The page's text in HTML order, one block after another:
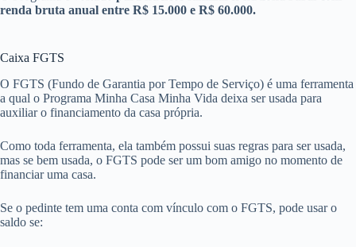
renda bruta anual entre R$ 15.000 e R$ 60.000.
Caixa FGTS
O FGTS (Fundo de Garantia por Tempo de Serviço) é uma ferramenta
a qual o Programa Minha Casa Minha Vida deixa ser usada para
auxiliar o financiamento da casa própria.
Como toda ferramenta, ela também possui suas regras para ser usada,
mas se bem usada, o FGTS pode ser um bom amigo no momento de
financiar uma casa.
Se o pedinte tem uma conta com vínculo com o FGTS, pode usar o
saldo se: